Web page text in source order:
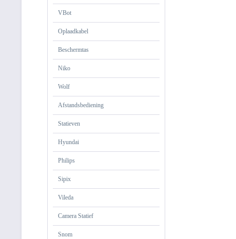
VBot
Oplaadkabel
Beschermtas
Niko
Wolf
Afstandsbediening
Statieven
Hyundai
Philips
Sipix
Vileda
Camera Statief
Snom